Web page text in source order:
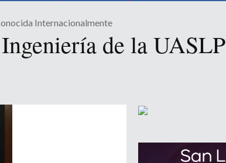
Internacionalmente
de la UASLP